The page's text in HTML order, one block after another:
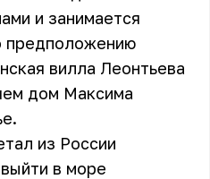
и занимается
предположению
вилла Леонтьева
дом Максима
из России
в море